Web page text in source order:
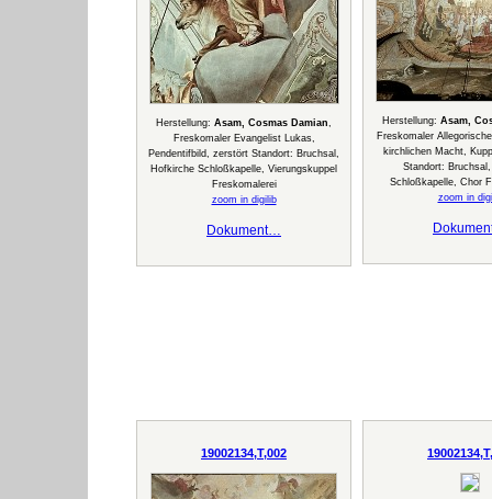
Herstellung: Asam, Cosmas Damian,
Freskomaler Evangelist Lukas,
Pendentifbild, zerstört Standort: Bruchsal,
Hofkirche Schloßkapelle, Vierungskuppel
Freskomalerei
zoom in digilib
Dokument…
Herstellung: Asam,
Freskomaler
kirchlichen Macht,
Standort:
Schloßkapelle, Chor
zoom in
19002134,T,002